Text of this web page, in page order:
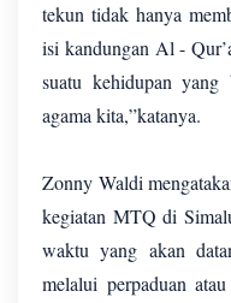
tekun tidak hanya
isi kandungan Al -
suatu kehidupan yang
agama kita,”katanya.
Zonny Waldi
kegiatan MTQ di
waktu yang akan
melalui perpaduan